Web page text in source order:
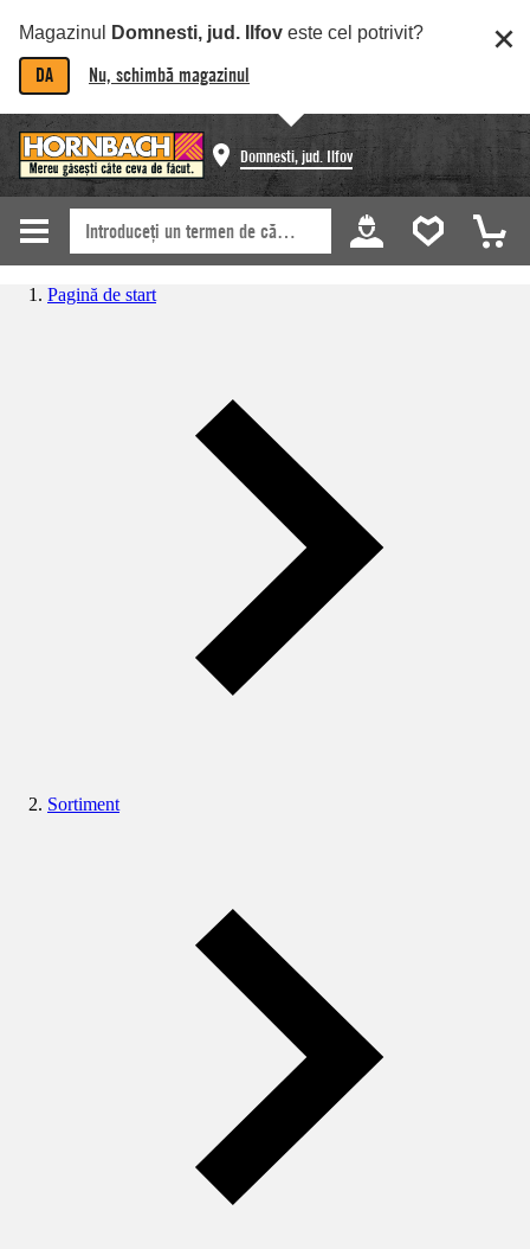
Magazinul Domnesti, jud. Ilfov este cel potrivit?
DA Nu, schimbă magazinul
Domnesti, jud. Ilfov
Pagină de start
Sortiment